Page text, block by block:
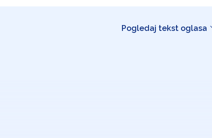
Pogledaj tekst oglasa